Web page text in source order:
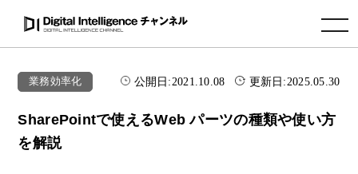
toggle navigation
業務効率化 公開日:2021.10.08 更新日:2025.05.30
SharePointで使えるWeb パーツの種類や使い方
を解説